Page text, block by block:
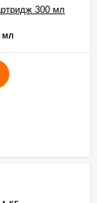
300 мл
МЛ